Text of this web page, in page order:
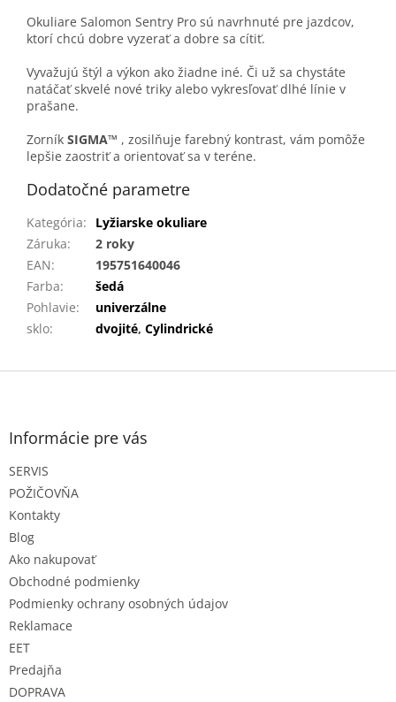
Okuliare Salomon Sentry Pro sú navrhnuté pre jazdcov,
ktorí chcú dobre vyzerať a dobre sa cítiť.
Vyvažujú štýl a výkon ako žiadne iné. Či už sa chystáte
natáčať skvelé nové triky alebo vykresľovať dlhé línie v
prašane.
Zorník SIGMA™ , zosilňuje farebný kontrast, vám pomôže
lepšie zaostriť a orientovať sa v teréne.
Dodatočné parametre
Kategória:
Lyžiarske okuliare
Záruka:
2 roky
EAN:
195751640046
Farba:
šedá
Pohlavie:
univerzálne
sklo: dvojité, Cylindrické
Z
Informácie pre vás
SERVIS
POŽIČOVŇA
Kontakty
Blog
Ako nakupovať
Obchodné podmienky
Podmienky ochrany osobných údajov
Reklamace
EET
Predajňa
DOPRAVA